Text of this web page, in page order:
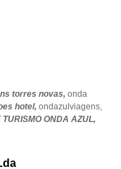
torres novas, onda
hotel, ondazulviagens,
ONDA AZUL,